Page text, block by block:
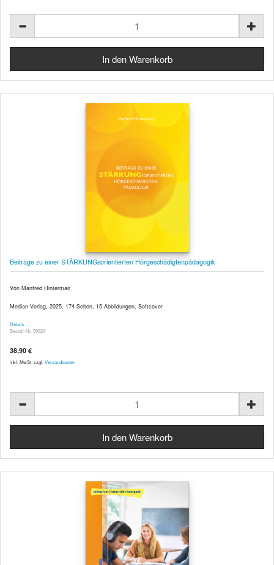
Beiträge zu einer STÄRKUNGsorientierten Hörgeschädigtenpädagogik
Von Manfred Hintermair
Median-Verlag, 2025, 174 Seiten, 15 Abbildungen, Softcover
Details …
Bestell-Nr. 59323
38,90 €
inkl. MwSt. zzgl. Versandkosten